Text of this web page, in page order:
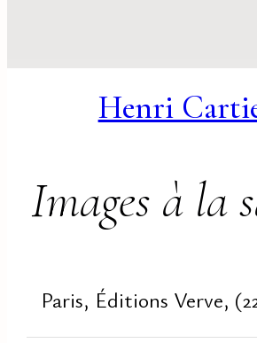
Henri
Images à la
Paris, Éditions Verve,